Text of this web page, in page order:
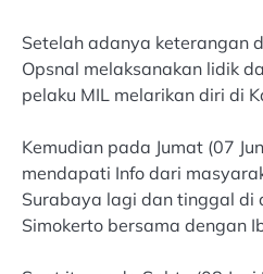
Setelah adanya keterangan
Opsnal melaksanakan lidik
pelaku MIL melarikan diri di
Kemudian pada Jumat (07
mendapati Info dari
Surabaya lagi dan tinggal di
Simokerto bersama dengan